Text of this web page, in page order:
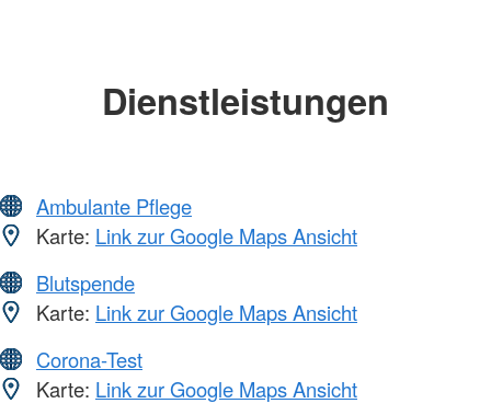
Dienstleistungen
Ambulante Pflege
Karte: Link zur Google Maps Ansicht
Blutspende
Karte: Link zur Google Maps Ansicht
Corona-Test
Karte: Link zur Google Maps Ansicht